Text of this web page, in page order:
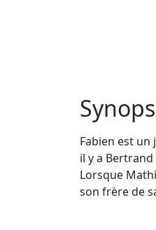
Fabien est
il y a
Lorsque
son frère de